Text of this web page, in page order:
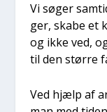
Vi søger
ger, ska­be et
og ikke ved,
til den stør­re
Ved hjælp af